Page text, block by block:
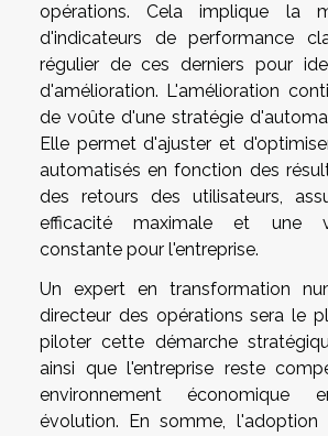
opérations. Cela implique la
d'indicateurs de performance
régulier de ces derniers pour
d'amélioration. L'amélioration
de voûte d'une stratégie
Elle permet d'ajuster et
automatisés en fonction des
des retours des utilisateurs,
efficacité maximale et une
constante pour l'entreprise.
Un expert en transformation
directeur des opérations sera le
piloter cette démarche
ainsi que l'entreprise reste
environnement économique
évolution. En somme, l'adoption